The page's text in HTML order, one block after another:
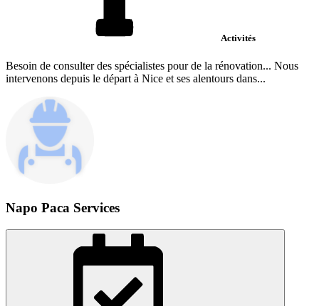
Activités
Besoin de consulter des spécialistes pour de la rénovation... Nous
intervenons depuis le départ à Nice et ses alentours dans...
Napo Paca Services